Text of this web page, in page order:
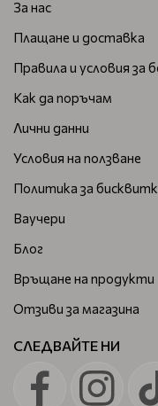
професионални
Довери се наXanitalia
перфектно гладък
доставка.
За нас
Плащане и доставка
Правила и условия за
Как да поръчам
Лични данни
Условия на ползване
Политика за
Ваучери
Блог
Връщане на продукти
Отзиви за магазина
СЛЕДВАЙТЕ НИ